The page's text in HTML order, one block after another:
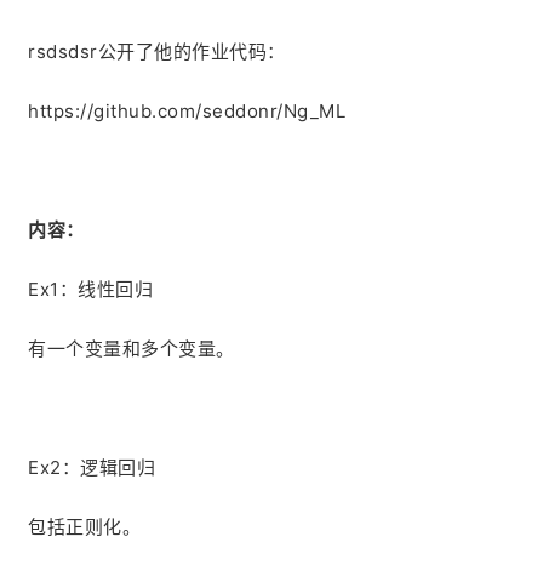
rsdsdsr公开了他的作业代码：
https://github.com/seddonr/Ng_ML
内容：
Ex1：线性回归
有一个变量和多个变量。
Ex2：逻辑回归
包括正则化。